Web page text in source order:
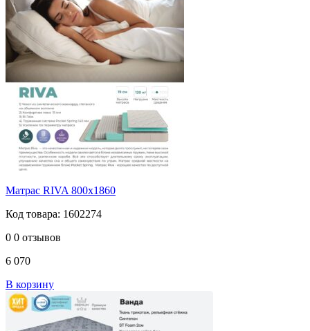
Матрас RIVA 800х1860
Код товара: 1602274
0 0 отзывов
6 070
В корзину